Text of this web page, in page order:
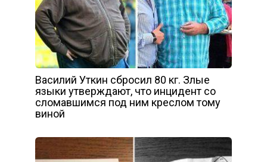
Василий Уткин сбросил 80 кг. Злые
языки утверждают, что инцидент со
сломавшимся под ним креслом тому
виной